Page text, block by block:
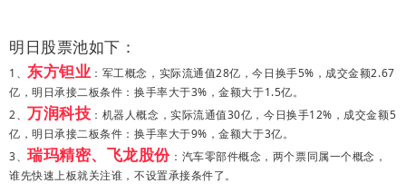
明日股票池如下：
1、东方钽业 ：军工概念 ，实际流通值28亿，今日换手5%，成交金额2.67
亿，明日承接二板条件：换手率大于3%，金额大于1.5亿。
2、 万润科技 ：机器人概念，实际流通值30亿，今日换手12%，成交金额5
亿，明日承接二板条件：换手率大于9%，金额大于3亿。
3、瑞玛精密、飞龙股份 ：汽车零部件概念，两个票同属一个概念，
谁先快速上板就关注谁，不设置承接条件了。